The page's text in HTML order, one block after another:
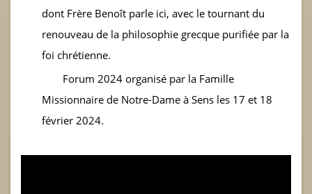
dont Frère Benoît parle ici, avec le tournant du
renouveau de la philosophie grecque purifiée par la
foi chrétienne.
Forum 2024 organisé par la Famille
Missionnaire de Notre-Dame à Sens les 17 et 18
février 2024.